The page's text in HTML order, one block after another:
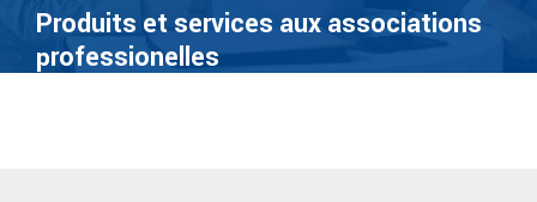
Produits et services aux associations
professionelles